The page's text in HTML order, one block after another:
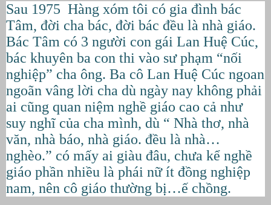
Sau 1975 Hàng xóm tôi có gia đình bác
Tâm, đời cha bác, đời bác đều là nhà giáo.
Bác Tâm có 3 người con gái Lan Huệ Cúc,
bác khuyên ba con thi vào sư phạm “nối
nghiệp” cha ông. Ba cô Lan Huệ Cúc ngoan
ngoãn vâng lời cha dù ngày nay không phải
ai cũng quan niệm nghề giáo cao cả như
suy nghĩ của cha mình, dù “ Nhà thơ, nhà
văn, nhà báo, nhà giáo. đều là nhà…
nghèo.” có mấy ai giàu đâu, chưa kể nghề
giáo phần nhiều là phái nữ ít đồng nghiệp
nam, nên cô giáo thường bị…ế chồng.